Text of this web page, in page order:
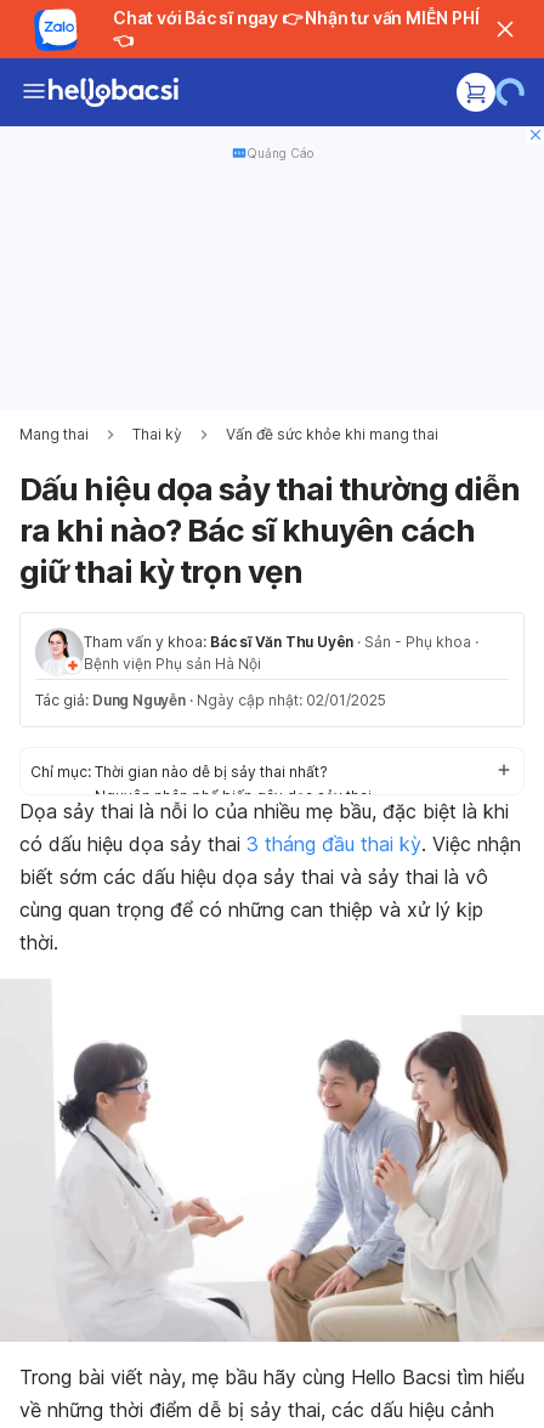
Chat với Bác sĩ ngay 👉 Nhận tư vấn MIỄN PHÍ
👈
Quảng Cáo
Mang thai Thai kỳ Vấn đề sức khỏe khi mang thai
Dấu hiệu dọa sảy thai thường diễn
ra khi nào? Bác sĩ khuyên cách
giữ thai kỳ trọn vẹn
Tham vấn y khoa: Bác sĩ Văn Thu Uyên · Sản - Phụ khoa ·
Bệnh viện Phụ sản Hà Nội
Tác giả: Dung Nguyễn · Ngày cập nhật: 02/01/2025
Chỉ mục: Thời gian nào dễ bị sảy thai nhất?
Nguyên nhân phổ biến gây dọa sảy thai
Dọa sảy thai và dấu hiệu dọa sảy thai
Dọa sảy thai 3 tháng đầu: Rủi ro cao và cách phòng tránh
Cách giảm rủi ro dọa sảy thai 3 tháng đầu
Sảy thai tự nhiên và những điều cần lưu ý
Dấu hiệu dọa sảy thai: Khi nào cần gặp bác sĩ?
Dọa sảy thai là nỗi lo của nhiều mẹ bầu, đặc biệt là khi
có dấu hiệu dọa sảy thai 3 tháng đầu thai kỳ. Việc nhận
biết sớm các dấu hiệu dọa sảy thai và sảy thai là vô
cùng quan trọng để có những can thiệp và xử lý kịp
thời.
Trong bài viết này, mẹ bầu hãy cùng Hello Bacsi tìm hiểu
về những thời điểm dễ bị sảy thai, các dấu hiệu cảnh